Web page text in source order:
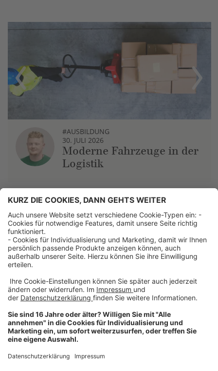
Previous
#AUSBILDUNG
30. JULI 2026
Moderne Fahrzeuge in der
Logistik
Next
Über uns
Dehner Unternehmen
Jobs bei Dehner